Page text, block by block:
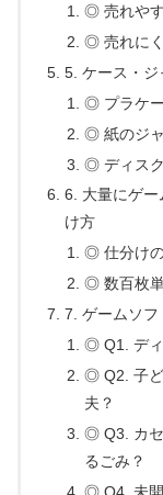
◎ 売れや
◎ 売れに
5. ケース・
◎ プラケ
◎ 紙のジ
◎ ディス
6. 大量にゲ
け方
◎ 仕分け
◎ 数百枚
7. ゲームソフ
◎ Q1. ディ
◎ Q2. 子ど
夫？
◎ Q3. カセ
るごみ？
◎ Q4. 未開